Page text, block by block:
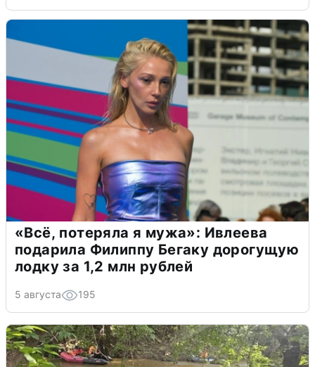
«Всё, потеряла я мужа»: Ивлеева
подарила Филиппу Бегаку дорогущую
лодку за 1,2 млн рублей
5 августа 195